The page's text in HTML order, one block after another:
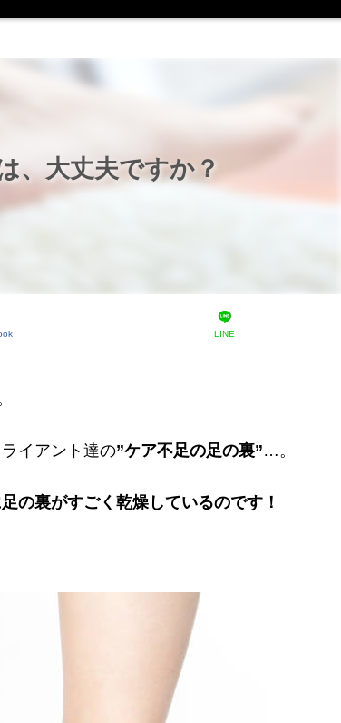
、大丈夫ですか？
LINE
イアント達の”ケア不足の足の裏”…。
の裏がすごく乾燥しているのです！